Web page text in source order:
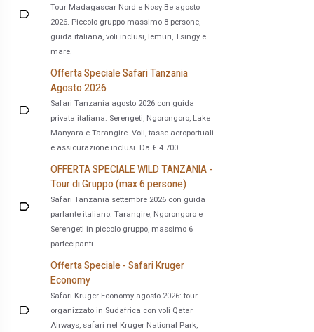
Tour Madagascar Nord e Nosy Be agosto
2026. Piccolo gruppo massimo 8 persone,
guida italiana, voli inclusi, lemuri, Tsingy e
mare.
Offerta Speciale Safari Tanzania
Agosto 2026
Safari Tanzania agosto 2026 con guida
privata italiana. Serengeti, Ngorongoro, Lake
Manyara e Tarangire. Voli, tasse aeroportuali
e assicurazione inclusi. Da € 4.700.
OFFERTA SPECIALE WILD TANZANIA -
Tour di Gruppo (max 6 persone)
Safari Tanzania settembre 2026 con guida
parlante italiano: Tarangire, Ngorongoro e
Serengeti in piccolo gruppo, massimo 6
partecipanti.
Offerta Speciale - Safari Kruger
Economy
Safari Kruger Economy agosto 2026: tour
organizzato in Sudafrica con voli Qatar
Airways, safari nel Kruger National Park,